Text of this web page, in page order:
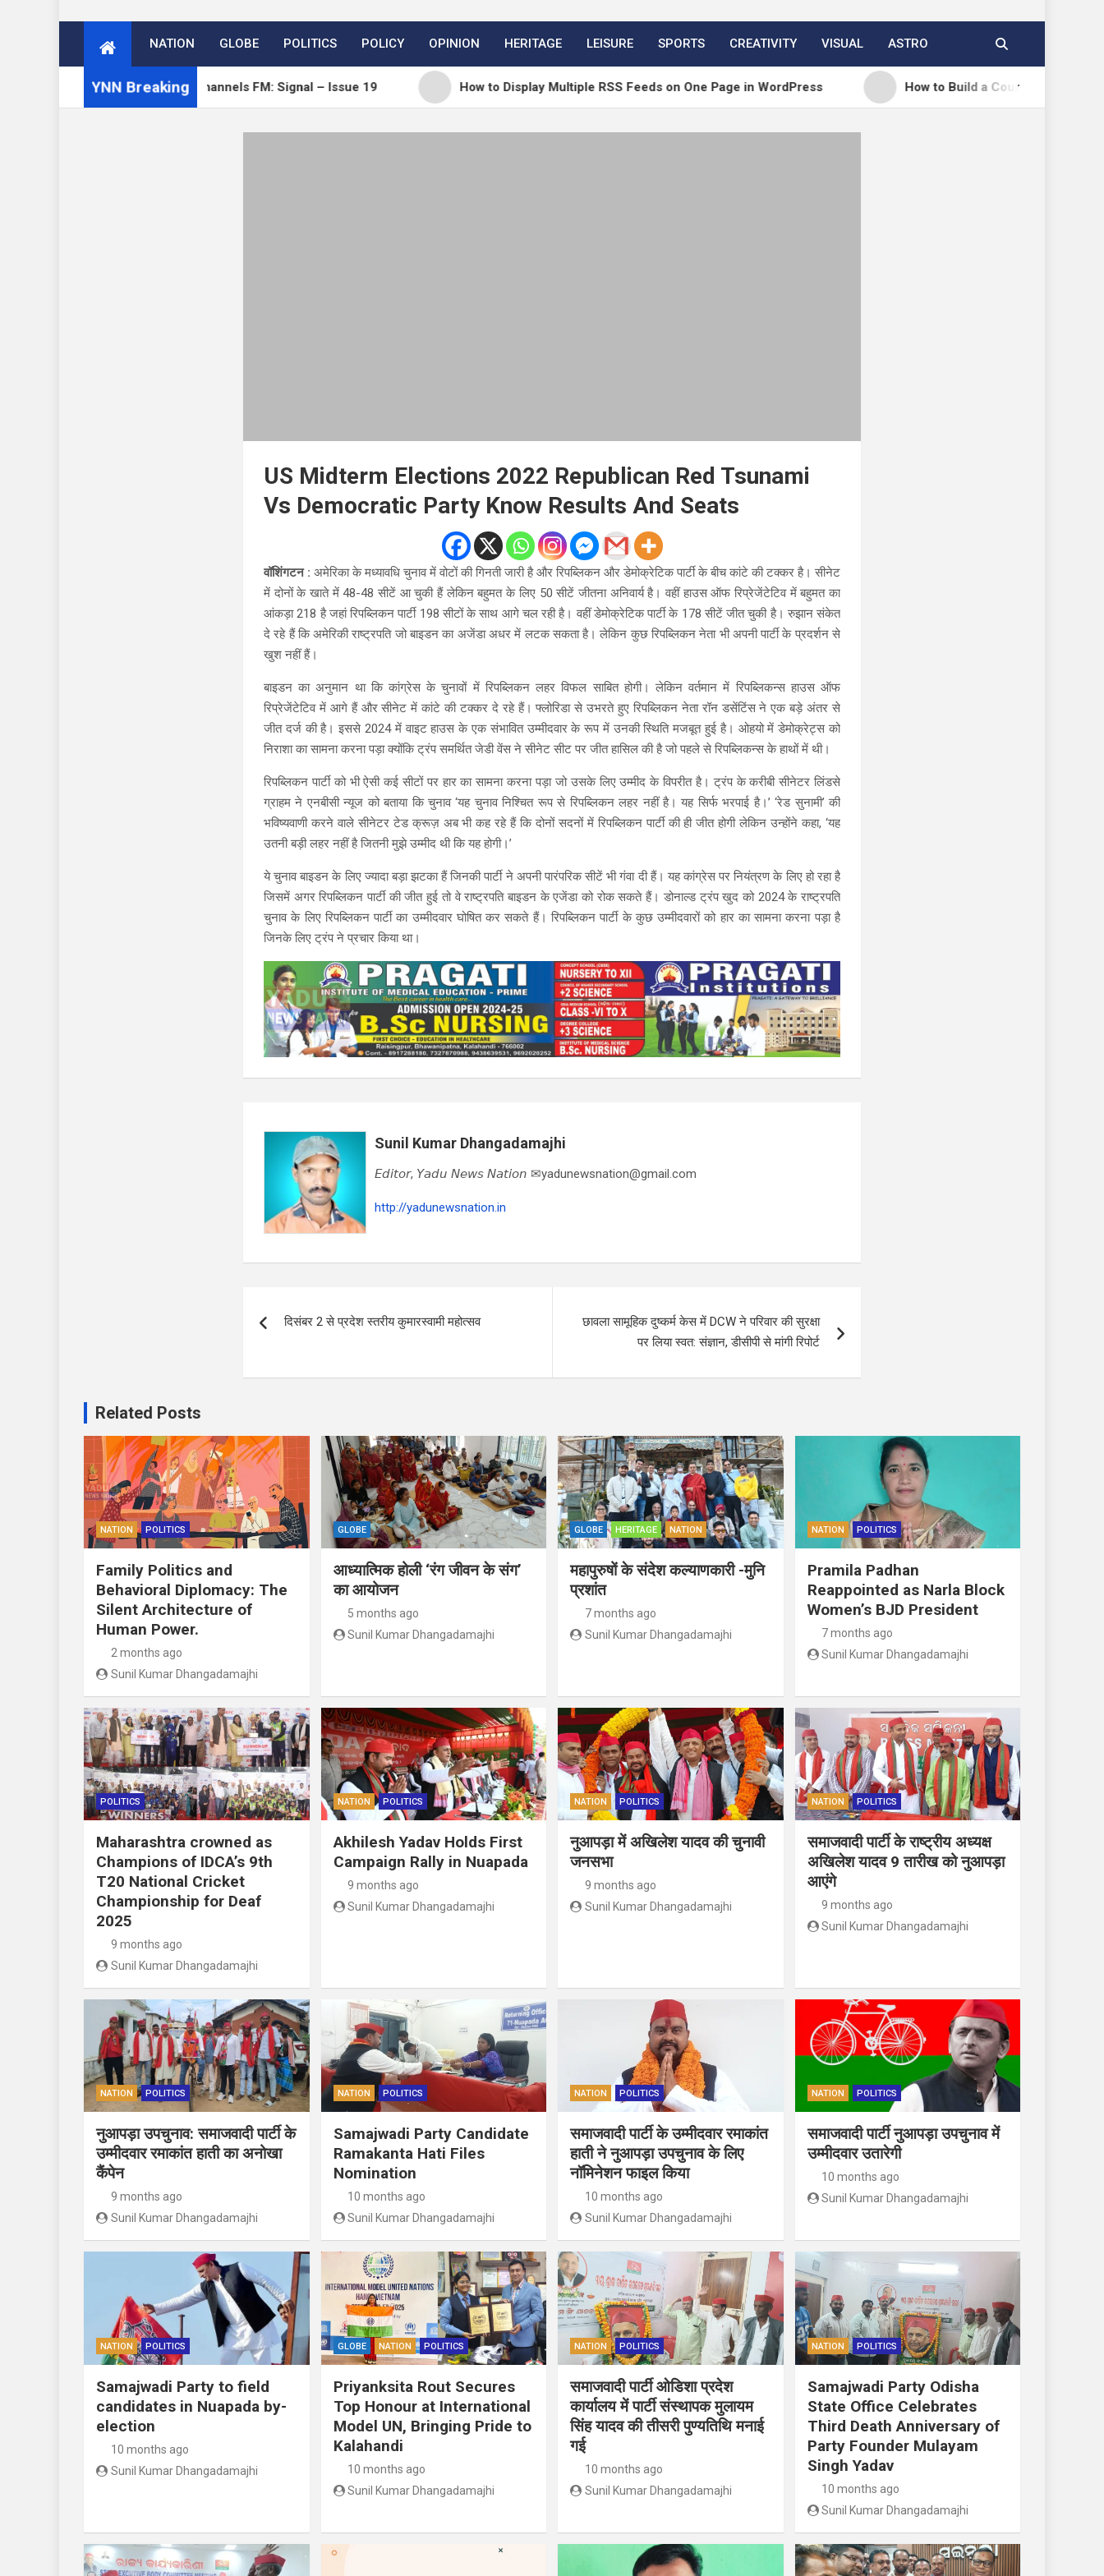
NATION GLOBE POLITICS POLICY OPINION HERITAGE LEISURE SPORTS CREATIVITY VISUAL ASTRO
YNN Breaking
Open Channels FM: Signal – Issue 19 How to Display Multiple RSS Feeds on One Page in WordPress How to Build a Course Membership Site
US Midterm Elections 2022 Republican Red Tsunami
Vs Democratic Party Know Results And Seats
वॉशिंगटन : अमेरिका के मध्यावधि चुनाव में वोटों की गिनती जारी है और रिपब्लिकन और डेमोक्रेटिक पार्टी के बीच कांटे की टक्कर है। सीनेट
में दोनों के खाते में 48-48 सीटें आ चुकी हैं लेकिन बहुमत के लिए 50 सीटें जीतना अनिवार्य है। वहीं हाउस ऑफ रिप्रेजेंटेटिव में बहुमत का
आंकड़ा 218 है जहां रिपब्लिकन पार्टी 198 सीटों के साथ आगे चल रही है। वहीं डेमोक्रेटिक पार्टी के 178 सीटें जीत चुकी है। रुझान संकेत
दे रहे हैं कि अमेरिकी राष्ट्रपति जो बाइडन का अजेंडा अधर में लटक सकता है। लेकिन कुछ रिपब्लिकन नेता भी अपनी पार्टी के प्रदर्शन से
खुश नहीं हैं।
बाइडन का अनुमान था कि कांग्रेस के चुनावों में रिपब्लिकन लहर विफल साबित होगी। लेकिन वर्तमान में रिपब्लिकन्स हाउस ऑफ
रिप्रेजेंटेटिव में आगे हैं और सीनेट में कांटे की टक्कर दे रहे हैं। फ्लोरिडा से उभरते हुए रिपब्लिकन नेता रॉन डसेंटिंस ने एक बड़े अंतर से
जीत दर्ज की है। इससे 2024 में वाइट हाउस के एक संभावित उम्मीदवार के रूप में उनकी स्थिति मजबूत हुई है। ओहयो में डेमोक्रेट्स को
निराशा का सामना करना पड़ा क्योंकि ट्रंप समर्थित जेडी वेंस ने सीनेट सीट पर जीत हासिल की है जो पहले से रिपब्लिकन्स के हाथों में थी।
रिपब्लिकन पार्टी को भी ऐसी कई सीटों पर हार का सामना करना पड़ा जो उसके लिए उम्मीद के विपरीत है। ट्रंप के करीबी सीनेटर लिंडसे
ग्राहम ने एनबीसी न्यूज को बताया कि चुनाव ‘यह चुनाव निश्चित रूप से रिपब्लिकन लहर नहीं है। यह सिर्फ भरपाई है।’ ‘रेड सुनामी’ की
भविष्यवाणी करने वाले सीनेटर टेड क्रूज़ अब भी कह रहे हैं कि दोनों सदनों में रिपब्लिकन पार्टी की ही जीत होगी लेकिन उन्होंने कहा, ‘यह
उतनी बड़ी लहर नहीं है जितनी मुझे उम्मीद थी कि यह होगी।’
ये चुनाव बाइडन के लिए ज्यादा बड़ा झटका हैं जिनकी पार्टी ने अपनी पारंपरिक सीटें भी गंवा दी हैं। यह कांग्रेस पर नियंत्रण के लिए हो रहा है
जिसमें अगर रिपब्लिकन पार्टी की जीत हुई तो वे राष्ट्रपति बाइडन के एजेंडा को रोक सकते हैं। डोनाल्ड ट्रंप खुद को 2024 के राष्ट्रपति
चुनाव के लिए रिपब्लिकन पार्टी का उम्मीदवार घोषित कर सकते हैं। रिपब्लिकन पार्टी के कुछ उम्मीदवारों को हार का सामना करना पड़ा है
जिनके लिए ट्रंप ने प्रचार किया था।
Sunil Kumar Dhangadamajhi
𝘌𝘥𝘪𝘵𝘰𝘳, 𝘠𝘢𝘥𝘶 𝘕𝘦𝘸𝘴 𝘕𝘢𝘵𝘪𝘰𝘯 ✉yadunewsnation@gmail.com
http://yadunewsnation.in
navigation
दिसंबर 2 से प्रदेश स्तरीय कुमारस्वामी महोत्सव
छावला सामूहिक दुष्कर्म केस में DCW ने परिवार की सुरक्षा
पर लिया स्वत: संज्ञान, डीसीपी से मांगी रिपोर्ट
Related Posts
NATION POLITICS
Family Politics and
Behavioral Diplomacy: The
Silent Architecture of
Human Power.
2 months ago
Sunil Kumar Dhangadamajhi
GLOBE
आध्यात्मिक होली ‘रंग जीवन के संग’
का आयोजन
5 months ago
Sunil Kumar Dhangadamajhi
GLOBE HERITAGE NATION
महापुरुषों के संदेश कल्याणकारी -मुनि
प्रशांत
7 months ago
Sunil Kumar Dhangadamajhi
NATION POLITICS
Pramila Padhan
Reappointed as Narla Block
Women’s BJD President
7 months ago
Sunil Kumar Dhangadamajhi
POLITICS
Maharashtra crowned as
Champions of IDCA’s 9th
T20 National Cricket
Championship for Deaf
2025
9 months ago
Sunil Kumar Dhangadamajhi
NATION POLITICS
Akhilesh Yadav Holds First
Campaign Rally in Nuapada
9 months ago
Sunil Kumar Dhangadamajhi
NATION POLITICS
नुआपड़ा में अखिलेश यादव की चुनावी
जनसभा
9 months ago
Sunil Kumar Dhangadamajhi
NATION POLITICS
समाजवादी पार्टी के राष्ट्रीय अध्यक्ष
अखिलेश यादव 9 तारीख को नुआपड़ा
आएंगे
9 months ago
Sunil Kumar Dhangadamajhi
NATION POLITICS
नुआपड़ा उपचुनाव: समाजवादी पार्टी के
उम्मीदवार रमाकांत हाती का अनोखा
कैंपेन
9 months ago
Sunil Kumar Dhangadamajhi
NATION POLITICS
Samajwadi Party Candidate
Ramakanta Hati Files
Nomination
10 months ago
Sunil Kumar Dhangadamajhi
NATION POLITICS
समाजवादी पार्टी के उम्मीदवार रमाकांत
हाती ने नुआपड़ा उपचुनाव के लिए
नॉमिनेशन फाइल किया
10 months ago
Sunil Kumar Dhangadamajhi
NATION POLITICS
समाजवादी पार्टी नुआपड़ा उपचुनाव में
उम्मीदवार उतारेगी
10 months ago
Sunil Kumar Dhangadamajhi
NATION POLITICS
Samajwadi Party to field
candidates in Nuapada by-
election
10 months ago
Sunil Kumar Dhangadamajhi
GLOBE NATION POLITICS
Priyanksita Rout Secures
Top Honour at International
Model UN, Bringing Pride to
Kalahandi
10 months ago
Sunil Kumar Dhangadamajhi
NATION POLITICS
समाजवादी पार्टी ओडिशा प्रदेश
कार्यालय में पार्टी संस्थापक मुलायम
सिंह यादव की तीसरी पुण्यतिथि मनाई
गई
10 months ago
Sunil Kumar Dhangadamajhi
NATION POLITICS
Samajwadi Party Odisha
State Office Celebrates
Third Death Anniversary of
Party Founder Mulayam
Singh Yadav
10 months ago
Sunil Kumar Dhangadamajhi